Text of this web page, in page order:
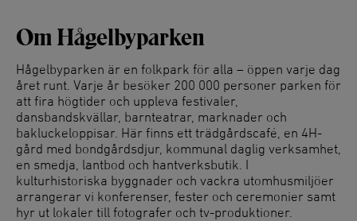
Om Hågelbyparken
Hågelbyparken är en folkpark för alla – öppen varje dag
året runt. Varje år besöker 200 000 personer parken för
att fira högtider och uppleva festivaler,
dansbandskvällar, barnteatrar, marknader och
bakluckeloppisar. Här finns ett trädgårdscafé, en 4H-
gård med bondgårdsdjur, kommunal daglig verksamhet,
en smedja, lantbod och hantverksbutik. I
kulturhistoriska byggnader och vackra utomhusmiljöer
arrangerar vi konferenser, fester och ceremonier samt
hyr ut lokaler till fotografer och tv-produktioner.